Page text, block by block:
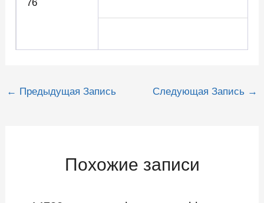
76
Навигация
← Предыдущая Запись Следующая Запись →
Похожие записи